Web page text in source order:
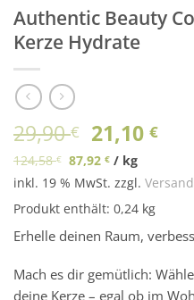
Authentic Beauty
Kerze Hydrate
29,90€
Preis
war:
29,90 €
21,10 €
124,58€ 87,92€ / kg
inkl. 19 % MwSt. zzgl.
Produkt enthält: 0,24 kg
Erhelle deinen Raum,
Mach es dir gemütlich:
deine Kerze – egal ob im